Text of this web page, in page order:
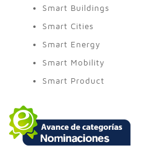
Smart Buildings
Smart Cities
Smart Energy
Smart Mobility
Smart Product